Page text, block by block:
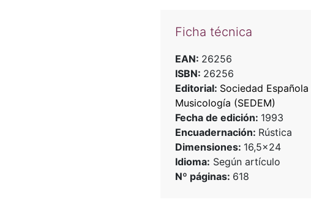
Ficha técnica
EAN: 26256
ISBN: 26256
Editorial: Sociedad Española
Musicología (SEDEM)
Fecha de edición: 1993
Encuadernación: Rústica
Dimensiones: 16,5x24
Idioma: Según artículo
Nº páginas: 618